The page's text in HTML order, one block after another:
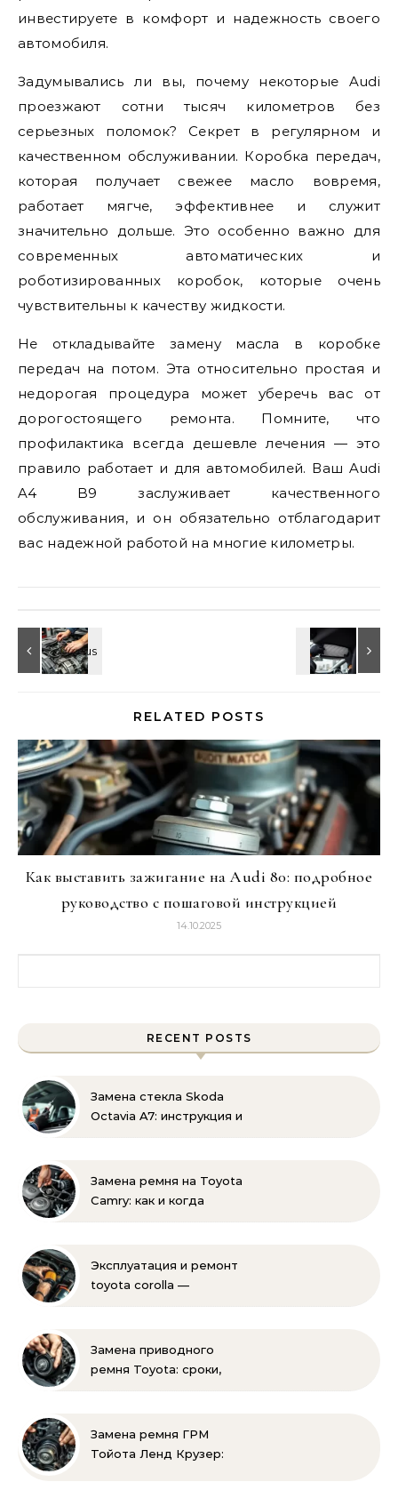
инвестируете в комфорт и надежность своего
автомобиля.
Задумывались ли вы, почему некоторые Audi
проезжают сотни тысяч километров без
серьезных поломок? Секрет в регулярном и
качественном обслуживании. Коробка передач,
которая получает свежее масло вовремя,
работает мягче, эффективнее и служит
значительно дольше. Это особенно важно для
современных автоматических и
роботизированных коробок, которые очень
чувствительны к качеству жидкости.
Не откладывайте замену масла в коробке
передач на потом. Эта относительно простая и
недорогая процедура может уберечь вас от
дорогостоящего ремонта. Помните, что
профилактика всегда дешевле лечения — это
правило работает и для автомобилей. Ваш Audi
A4 B9 заслуживает качественного
обслуживания, и он обязательно отблагодарит
вас надежной работой на многие километры.
RELATED POSTS
Как выставить зажигание на Audi 80: подробное
руководство с пошаговой инструкцией
14.10.2025
RECENT POSTS
Замена стекла Skoda
Octavia A7: инструкция и
Замена ремня на Toyota
Camry: как и когда
Эксплуатация и ремонт
toyota corolla —
Замена приводного
ремня Toyota: сроки,
своими руками
Замена ремня ГРМ
Тойота Ленд Крузер: